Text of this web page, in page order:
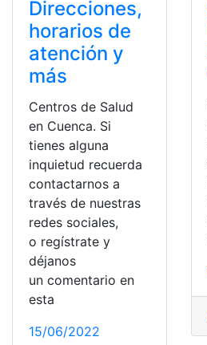
Direcciones,
horarios de
atención y
más
Centros de Salud
en Cuenca. Si
tienes alguna
inquietud recuerda
contactarnos a
través de nuestras
redes sociales,
o regístrate y
déjanos
un comentario en
esta
15/06/2022